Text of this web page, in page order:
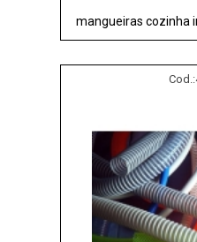
mangueiras cozinha
Cod.: